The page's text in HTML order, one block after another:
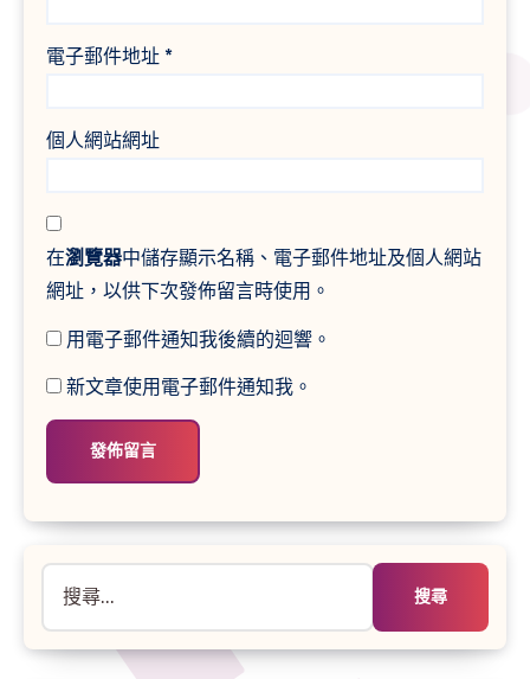
電子郵件地址 *
個人網站網址
在瀏覽器中儲存顯示名稱、電子郵件地址及個人網站
網址，以供下次發佈留言時使用。
用電子郵件通知我後續的迴響。
新文章使用電子郵件通知我。
關